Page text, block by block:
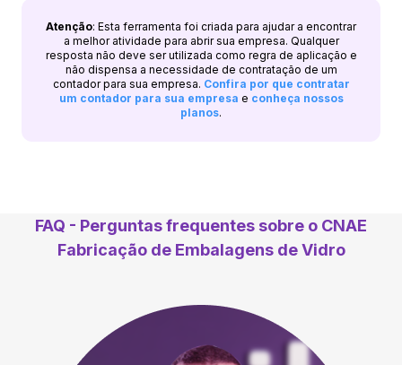
Atenção: Esta ferramenta foi criada para ajudar a encontrar
a melhor atividade para abrir sua empresa. Qualquer
resposta não deve ser utilizada como regra de aplicação e
não dispensa a necessidade de contratação de um
contador para sua empresa. Confira por que contratar
um contador para sua empresa e conheça nossos
planos.
FAQ - Perguntas frequentes sobre o CNAE
Fabricação de Embalagens de Vidro